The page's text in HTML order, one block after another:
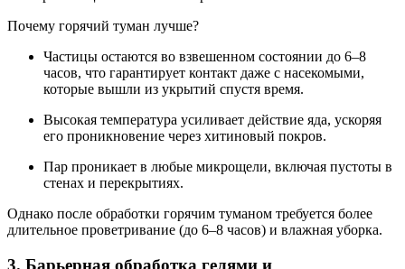
Почему горячий туман лучше?
Частицы остаются во взвешенном состоянии до 6–8
часов, что гарантирует контакт даже с насекомыми,
которые вышли из укрытий спустя время.
Высокая температура усиливает действие яда, ускоряя
его проникновение через хитиновый покров.
Пар проникает в любые микрощели, включая пустоты в
стенах и перекрытиях.
Однако после обработки горячим туманом требуется более
длительное проветривание (до 6–8 часов) и влажная уборка.
3. Барьерная обработка гелями и